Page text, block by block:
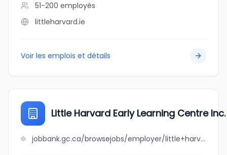
51-200 employés
littleharvard.ie
Voir les emplois et détails
Little Harvard Early Learning Centre Inc.
jobbank.gc.ca/browsejobs/employer/little+harvard+early+learning+centre+inc./ca